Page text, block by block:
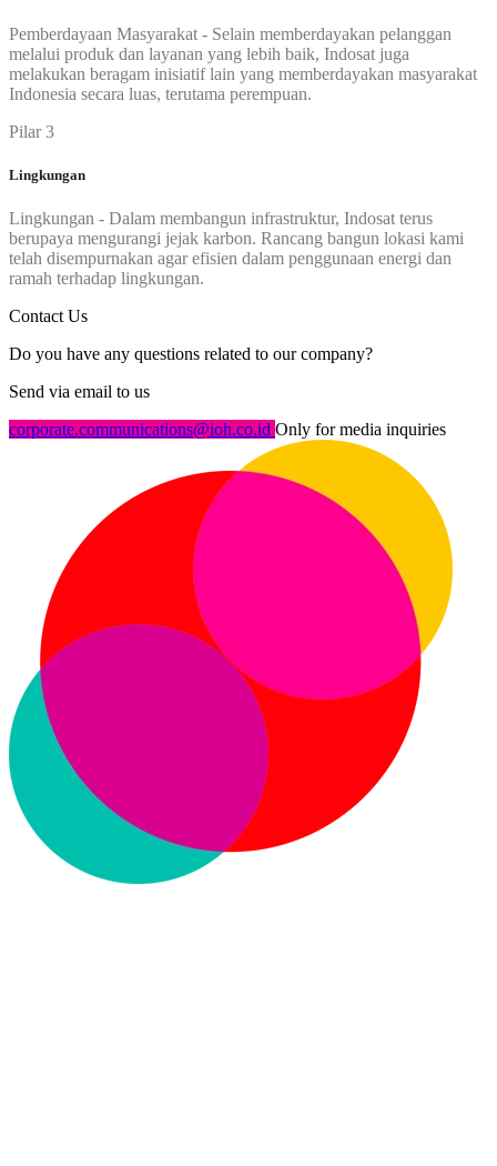
Pemberdayaan Masyarakat - Selain memberdayakan pelanggan
melalui produk dan layanan yang lebih baik, Indosat juga
melakukan beragam inisiatif lain yang memberdayakan masyarakat
Indonesia secara luas, terutama perempuan.
Pilar 3
Lingkungan
Lingkungan - Dalam membangun infrastruktur, Indosat terus
berupaya mengurangi jejak karbon. Rancang bangun lokasi kami
telah disempurnakan agar efisien dalam penggunaan energi dan
ramah terhadap lingkungan.
Contact Us
Do you have any questions related to our company?
Send via email to us
corporate.communications@ioh.co.id Only for media inquiries